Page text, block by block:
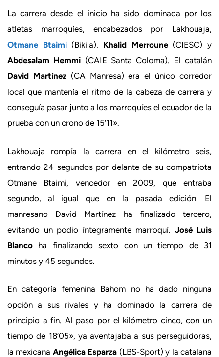
La carrera desde el inicio ha sido dominada por los
atletas marroquíes, encabezados por Lakhouaja,
Otmane Btaimi(Bikila), Khalid Merroune(CIESC) y
Abdesalam Hemmi (CAIE Santa Coloma). El catalán
David Martínez(CA Manresa) era el único corredor
local que mantenía el ritmo de la cabeza de carrera y
conseguía pasar junto a los marroquíes el ecuador de la
prueba con un crono de 15’11».
Lakhouaja rompía la carrera en el kilómetro seis,
entrando 24 segundos por delante de su compatriota
Otmane Btaimi, vencedor en 2009, que entraba
segundo, al igual que en la pasada edición. El
manresano David Martínez ha finalizado tercero,
evitando un podio íntegramente marroquí. José Luis
Blanco ha finalizando sexto con un tiempo de 31
minutos y 45 segundos.
En categoría femenina Bahom no ha dado ninguna
opción a sus rivales y ha dominado la carrera de
principio a fin. Al paso por el kilómetro cinco, con un
tiempo de 18’05», ya aventajaba a sus perseguidoras,
la mexicana Angélica Esparza (LBS-Sport) y la catalana